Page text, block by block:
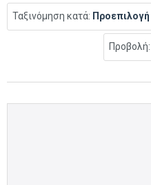
Ταξινόμηση κατά: Προεπιλογή
Προβολή: